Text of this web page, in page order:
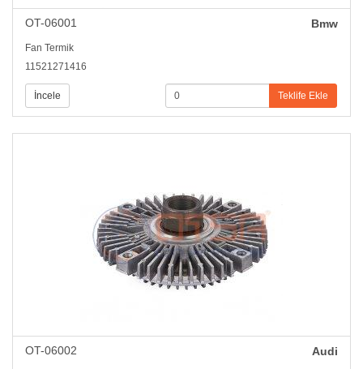
SSangyong (2)
Tata (3)
Toyota (2)
Volkswagen (21)
OT-06001 Bmw
Fan Termik
11521271416
İncele Teklife Ekle
OT-06002 Audi